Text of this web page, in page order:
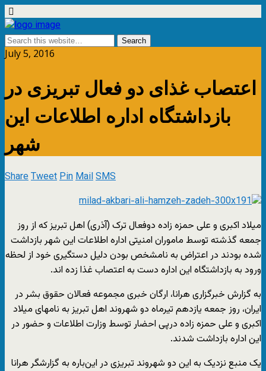
July 5, 2016
اعتصاب غذای دو فعال تبریزی در
بازداشتگاه اداره اطلاعات این
شهر
ShareTweetPinMailSMS
میلاد اکبری و علی حمزه زاده دوفعال ترک (آذری) اهل تبریز که از روز
جمعه گذشته توسط ماموران امنیتی اداره اطلاعات این شهر بازداشت
شده بودند در اعتراض به نامشخص بودن دلیل دستگیری خود از لحظه
ورود به بازداشتگاه این اداره دست به اعتصاب غذا زده اند.
به گزارش خبرگزاری هرانا، ارگان خبری مجموعه فعالان حقوق بشر در
ایران، روز جمعه یازدهم تیرماه دو شهروند اهل تبریز به نامهای میلاد
اکبری و علی حمزه زاده درپی احضار توسط وزارت اطلاعات و حضور در
این اداره بازداشت شدند.
یک منبع نزدیک به این دو شهروند تبریزی در این‌باره به گزارشگر هرانا